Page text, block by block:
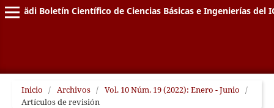
Pädi Boletín Científico de Ciencias Básicas e Ingenierías del
Inicio / Archivos / Vol. 10 Núm. 19 (2022): Enero - Junio /
Artículos de revisión